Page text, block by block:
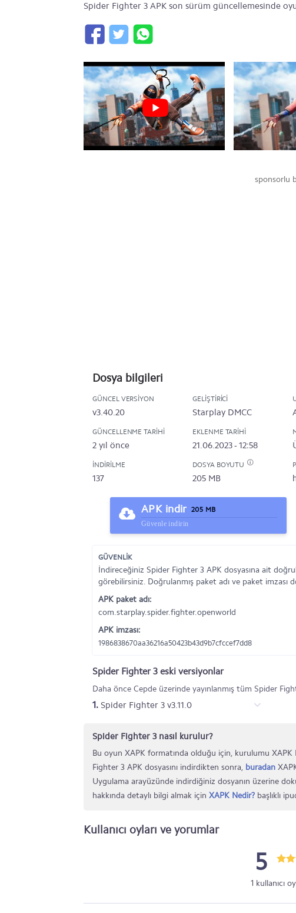
Spider Fighter 3 APK son sürüm güncellemesinde
sponsorlu
Dosya bilgileri
GÜNCEL VERSIYON
v3.40.20
GELIŞTIRICI
Starplay DMCC
GÜNCELLENME TARIHI
2 yıl önce
EKLENME TARIHI
21.06.2023 - 12:58
İNDIRILME
137
DOSYA BOYUTU
205 MB
APK indir 205 MB
Güvenle indirin
GÜVENLİK
İndireceğiniz Spider Fighter 3 APK dosyasına ait
görebilirsiniz. Doğrulanmış paket adı ve paket imzası
APK paket adı:
com.starplay.spider.fighter.openworld
APK imzası:
1986838670aa36216a50423b43d9b7cfccef7dd8
Spider Fighter 3 eski versiyonlar
Daha önce Cepde üzerinde yayınlanmış tüm Spider
1. Spider Fighter 3 v3.11.0
Spider Fighter 3 nasıl kurulur?
Bu oyun XAPK formatında olduğu için, kurulumu XAPK
Fighter 3 APK dosyasını indirdikten sonra, buradan
Uygulama arayüzünde indirdiğiniz dosyanın üzerine
hakkında detaylı bilgi almak için XAPK Nedir? başlıklı
Kullanıcı oyları ve yorumlar
5
1 kullanıcı